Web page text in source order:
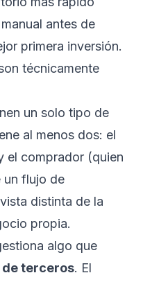
antes de
primera inversión.
técnicamente
un solo tipo de
al menos dos: el
el comprador (quien
un flujo de
distinta de la
propia.
algo que
terceros. El